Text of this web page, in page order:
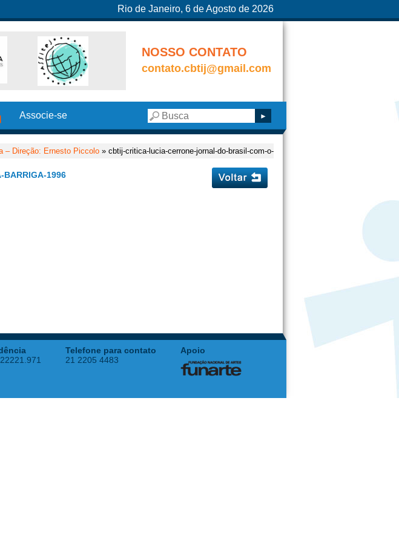
Rio de Janeiro, 6 de Agosto de 2026
NOSSO CONTATO
contato.cbtij@gmail.com
Associe-se
– Direção: Ernesto Piccolo » cbtij-critica-lucia-cerrone-jornal-do-brasil-com-o-
BARRIGA-1996
Telefone para contato
21 2205 4483
Apoio